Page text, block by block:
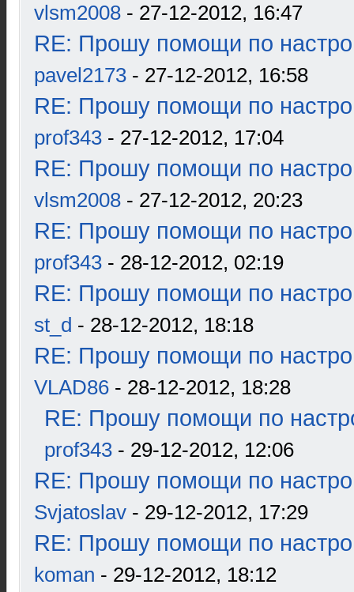
vlsm2008 - 27-12-2012, 16:47
RE: Прошу помощи по
pavel2173 - 27-12-2012, 16:58
RE: Прошу помощи по
prof343 - 27-12-2012, 17:04
RE: Прошу помощи по
vlsm2008 - 27-12-2012, 20:23
RE: Прошу помощи по
prof343 - 28-12-2012, 02:19
RE: Прошу помощи по
st_d - 28-12-2012, 18:18
RE: Прошу помощи по
VLAD86 - 28-12-2012, 18:28
RE: Прошу помощи по
prof343 - 29-12-2012, 12:06
RE: Прошу помощи по
Svjatoslav - 29-12-2012, 17:29
RE: Прошу помощи по
koman - 29-12-2012, 18:12